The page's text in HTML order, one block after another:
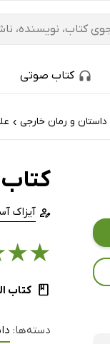
کتاب صوتی
داستان و رمان خارجی ›
آیزاک
★
★
کتاب
دسته‌ها: